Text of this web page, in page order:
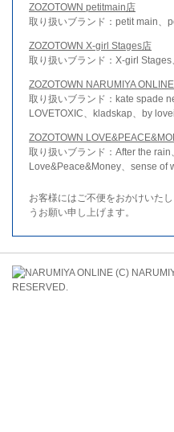
ZOZOTOWN petitmain店
取り扱いブランド：petit main、
ZOZOTOWN X-girl Stages店
取り扱いブランド：X-girl
ZOZOTOWN NARUMIYA
取り扱いブランド：kate spade
LOVETOXIC、kladskap、by
ZOZOTOWN
取り扱いブランド：After the rain
Love&Peace&Money、sense of
お客様にはご不便をおかけいた
うお願い申し上げます。